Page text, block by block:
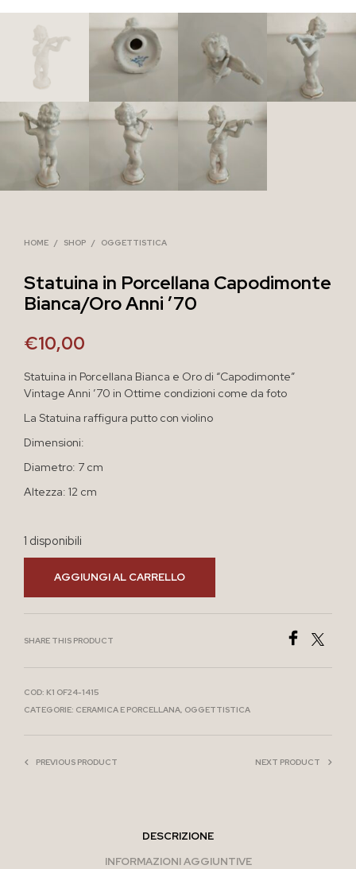
HOME / SHOP / OGGETTISTICA
Statuina in Porcellana Capodimonte
Bianca/Oro Anni ’70
€10,00
Statuina in Porcellana Bianca e Oro di “Capodimonte”
Vintage Anni ’70 in Ottime condizioni come da foto
La Statuina raffigura putto con violino
Dimensioni:
Diametro: 7 cm
Altezza: 12 cm
1 disponibili
AGGIUNGI AL CARRELLO
SHARE THIS PRODUCT
COD: K1 OF24-1415
CATEGORIE: CERAMICA E PORCELLANA, OGGETTISTICA
PREVIOUS PRODUCT NEXT PRODUCT
DESCRIZIONE
INFORMAZIONI AGGIUNTIVE